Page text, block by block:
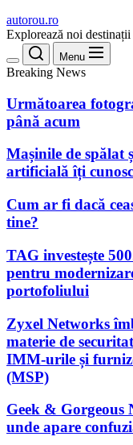
autorou.ro
Explorează noi destinații
Menu
Breaking News
Următoarea
până acum
Mașinile de spălat
artificială îți
Cum ar fi dacă
tine?
TAG investește
pentru
portofoliului
Zyxel Networks
materie de
IMM-urile și
(MSP)
Geek & Gorgeous
unde apare